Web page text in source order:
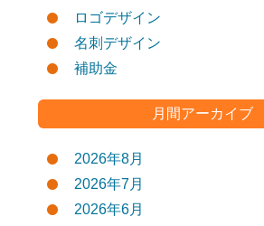
ロゴデザイン
名刺デザイン
補助金
月間アーカイブ
2026年8月
2026年7月
2026年6月